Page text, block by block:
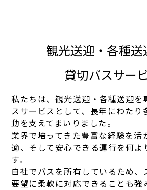
観光送迎・各種送
貸切バスサー
私たちは、観光送迎・各種送迎を
スサービスとして、長年にわたり
動を支えてまいりました。
業界で培ってきた豊富な経験を活
適、そして安心できる運行を何よ
す。
自社でバスを所有しているため、
要望に柔軟に対応できることも強